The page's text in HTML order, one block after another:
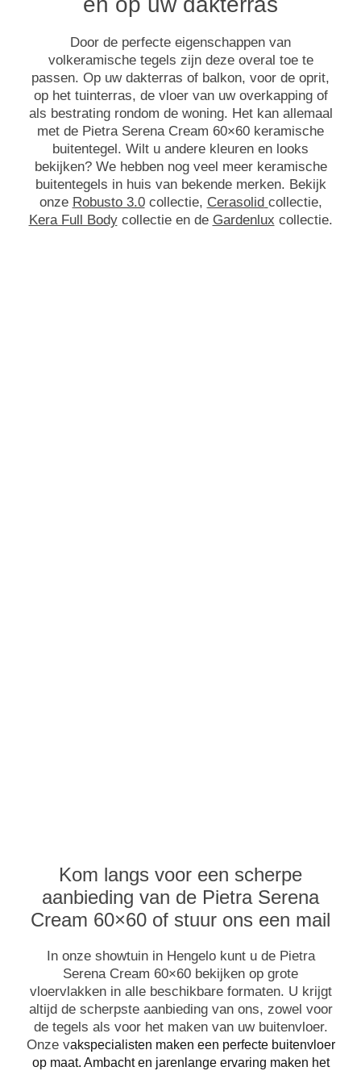
Door de perfecte eigenschappen van
volkeramische tegels zijn deze overal toe te
passen. Op uw dakterras of balkon, voor de oprit,
op het tuinterras, de vloer van uw overkapping of
als bestrating rondom de woning. Het kan allemaal
met de Pietra Serena Cream 60×60 keramische
buitentegel. Wilt u andere kleuren en looks
bekijken? We hebben nog veel meer keramische
buitentegels in huis van bekende merken. Bekijk
onze Robusto 3.0collectie, Cerasolid collectie,
Kera Full Bodycollectie en de Gardenlux collectie.
Kom langs voor een scherpe
aanbieding van de Pietra Serena
Cream 60×60 of stuur ons een mail
In onze showtuin in Hengelo kunt u de Pietra
Serena Cream 60×60 bekijken op grote
vloervlakken in alle beschikbare formaten. U krijgt
altijd de scherpste aanbieding van ons, zowel voor
de tegels als voor het maken van uw buitenvloer.
Onze vakspecialisten maken een perfecte buitenvloer
op maat. Ambacht en jarenlange ervaring maken het